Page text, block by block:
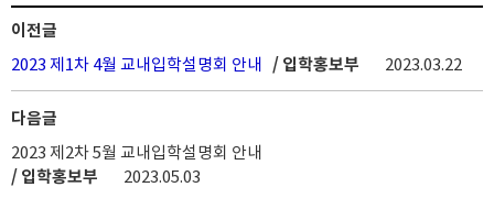
이전글
2023 제1차 4월 교내입학설명회 안내 / 입학홍보부 2023.03.22
다음글
2023 제2차 5월 교내입학설명회 안내
/ 입학홍보부
2023.05.03